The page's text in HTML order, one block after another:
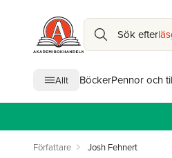
Sök efter
Allt BöckerPennor och
Författare Josh Fehnert